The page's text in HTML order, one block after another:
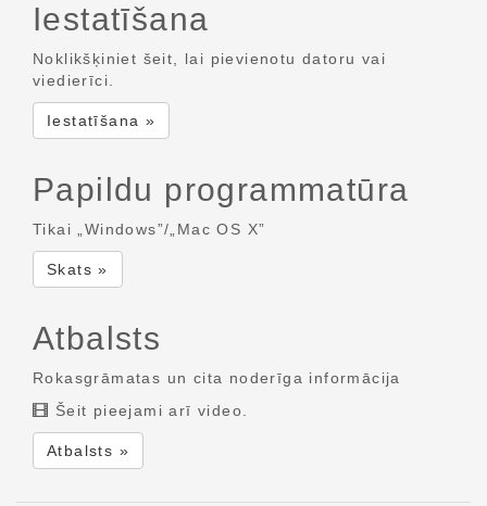
Iestatīšana
Noklikšķiniet šeit, lai pievienotu datoru vai
viedierīci.
Iestatīšana »
Papildu programmatūra
Tikai „Windows”/„Mac OS X”
Skats »
Atbalsts
Rokasgrāmatas un cita noderīga informācija
Šeit pieejami arī video.
Atbalsts »